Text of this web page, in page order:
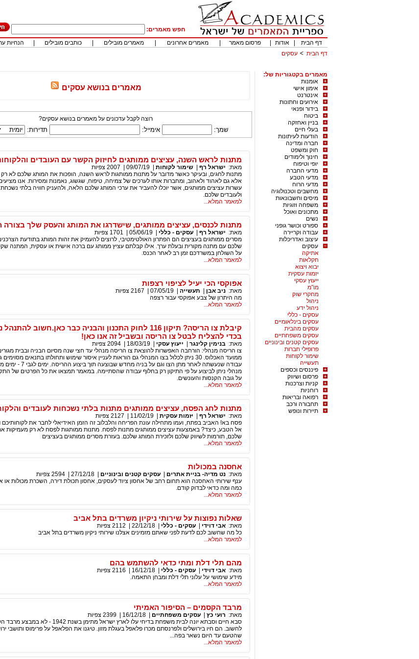
חפש מאמרים:
דף הבית
אודות פרסום מאמר מאמרים אחרונים מאמרים מובילים כותבים מובילים הנחיות
דף הבית
עסקים
מאמרים בקטגוריות של:
אומנות
אימון אישי
אינטרנט
אירועים וחתונות
בידור ופנאי
ביטוח
בניין ואחזקה
בעלי חיים
הודעות לעיתונות
חברה ומדינה
חוק ומשפט
חינוך ולימודים
יופי וטיפוח
מדעי החברה
מדעי הטבע
מדעי הרוח
מחשבים וטכנולוגיה
מיסים וחשבונאות
משפחה וזוגיות
מתכונים ואוכל
נשים
ספורט וכושר גופני
עבודה וקריירה
עיצוב ואדריכלות
עסקים
אתיקה
חקלאות
יבוא ויצוא
יזמות עסקית
ייעוץ עסקי
מו"מ
מחקרי שוק
ניהול
ניהול ידע
עסקים - כללי
עסקים בינלאומיים
עסקים מהבית
עסקים משפחתיים
עסקים קטנים ובינוניים
פרופילי חברות
שימור לקוחות
תעשייה
פיננסים וכספים
פרסום ושיווק
קניות וצרכנות
רוחניות
רפואה ובריאות
תחבורה ורכב
תיירות ונופש
מאמרים בנושא עסקים
רוצה לקבל עדכונים על מאמרים בנושא עסקים?
שמך: אימייל: תדירות:
מתנות לראש השנה, עציצים ממותגים לחיזוק הקשר עם העובדים
מאת: ישראל רף |שימור לקוחות |
09/07/19
2007 צפיות
מתנות לחגים, ובעיקר כאשר מדובר על מתנות ממותגות לראש השנה, הופכות את המותג שלכם לא רק
אלא גם לאהוד ולאהוב, ומחברות אותו לערכים של צמיחה, טיפוח, שגשוג, נאמנות ומסירות. אנו
עשרות עציצים ממותגים, אשר יוכלו להעביר את ערכי המותג שלכם הלאה, ולהעניק חוויה בלתי
ולעובדים שלכם.
למאמר המלא...
מתנות לכנסים, עציצים ממותגים, שישדרגו את המותג והעסק שלך בצורה
מאת: ישראל רף |עסקים - כללי |
05/06/19
1701 צפיות
מסרים ממותגים בעציצים הם הפתרון האולטימטיבי, לרוצים להעמיק את זהות המותג בתודעת
שלכם עם מתנה מקורית ובעלת ערך. אילו קבלתם עציץ ממותג עם ברכה אישית או עסקית, המתנה
על השולחן במשרדכם זמן רב לאחר הכנס.
למאמר המלא...
אפוקסי הכי יעיל לציפוי רצפות
מאת: ניב אבן תעשייה |
07/05/19
2167 צפיות
מה היתרון של צבע אפוקסי עבור רצפה
למאמר המלא...
קיבלת צו הריסה? תיקון 116 לחוק התכנון והבניה כבר כאן.חשוב להתנהל
בכדי להצליח לבטל צו הריסה ובשביל זה אנו כאן!
מאת: בנימין קלינגר ייעוץ עסקי |
18/03/19
|
2094 צפיות
צו הריסה מנהלי: הורחבה האפשרות להוצאת צו הריסה מנהלי עד חצי שנה מסיום הבניה ובבית
מנהלי ניתן לביצוע על פי התיקון רק בחלוף עבודה שהסתיימה. במאמר תמצאו את כל הפרטים של
על גובה הקנסות והעונשים.
למאמר המלא...
מתנות לחג הפסח, עציצים ממותגים מתנות בלתי נשכחות לעובדים
מאת: ישראל רף יזמות עסקית |
11/02/19
2127 צפיות
פסח בא! האביב בפתח, ועמו מתחילה עונת הפריחה והלבלוב זה הזמן האידיאלי לחבר את לקוחותיכם
אל הטבע, כיצד? באמצעות עציצים ממותגים מתנות לפסח. מתנות ממותגות לפסח לא רק מעמיקות
שלכם, תורמות לשיווק שלכם ולזכירת המותג שלכם. בעזרת מסרים ממותגים בעציצים
למאמר המלא...
אחסנה במכולות
מאת: נט מדיה- בניית אתרים |עסקים קטנים ובינוניים |
27/12/18
|
2594 צפיות
ענף שירותי האחסנה הוא תחום רחב של אחסון ציוד לעסקים, אחסון תכולת דירה, השכרת מכולות או
כמה ומה כדאי לבדוק קודם.
למאמר המלא...
שאלות נפוצות על שירותי ניקיון משרדים בתל אביב
מאת: אבי דוידי |עסקים - כללי |
22/12/18
2112 צפיות
כל מה שחשוב לכם לדעת לפני שאתם מזמינים אצלנו שירותי ניקיון משרדים בתל אביב
למאמר המלא...
מהם תלי דלת ומתי כדאי להשתמש בהם
מאת: אבי דוידי |עסקים - כללי |
16/12/18
2116 צפיות
מידע שימושי על עלוני תלי דלת ומבחן התאמה.
למאמר המלא...
מרבד הקסמים – הסיפור האמיתי
מאת: רועי כץ |עסקים משפחתיים |
16/12/18
|
2399 צפיות
סבא חיים וסבתא יונה לבית משפחת בדיחי עלו לארץ ישראל
לחשוב. הם חיו בירושלים ולפרנסתם מכרו פלאפל בעגלת מזון. טיגנו את הפלאפל על פרימוס ותושבי
שהטעם עד היום נשאר בפה...
למאמר המלא...